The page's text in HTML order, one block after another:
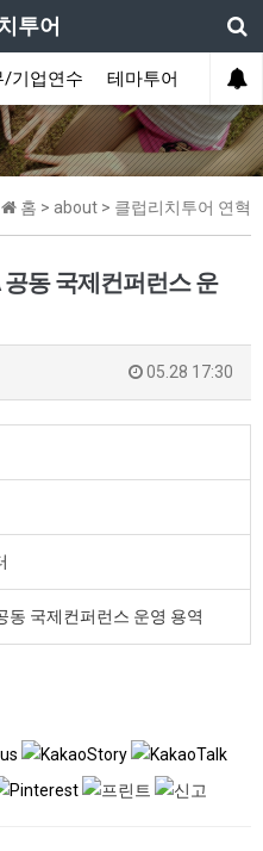
투어
/기업연수 테마투어 데이투
홈 > about > 클럽리치투어 연혁
공동 국제컨퍼런스 운
05.28 17:30
동 국제컨퍼런스 운영 용역